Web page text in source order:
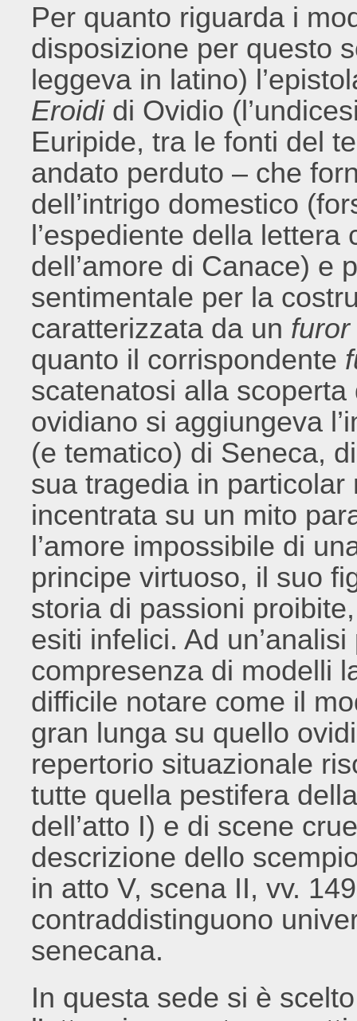
Per quanto riguarda i
disposizione per questo
leggeva in latino)
Eroididi Ovidio
Euripide, tra le fonti del
andato perduto – che
dell’intrigo domestico
l’espediente della
dell’amore di Canace) e
sentimentale per la
caratterizzata da un furor
quanto il corrispondente
scatenatosi alla scoperta
ovidiano si aggiungeva
(e tematico) di Seneca,
sua tragedia in
incentrata su un mito
l’amore impossibile di
principe virtuoso, il suo
storia di passioni
esiti infelici. Ad
compresenza di modelli
difficile notare come il
gran lunga su quello
repertorio situazionale
tutte quella pestifera
dell’atto I) e di scene
descrizione dello
in atto V, scena II, vv.
contraddistinguono
senecana.
In questa sede si è